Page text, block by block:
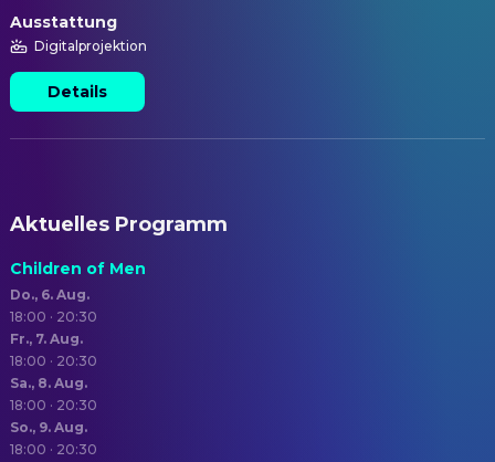
Ausstattung
Digitalprojektion
Details
Aktuelles Programm
Children of Men
Do., 6. Aug.
18:00 · 20:30
Fr., 7. Aug.
18:00 · 20:30
Sa., 8. Aug.
18:00 · 20:30
So., 9. Aug.
18:00 · 20:30